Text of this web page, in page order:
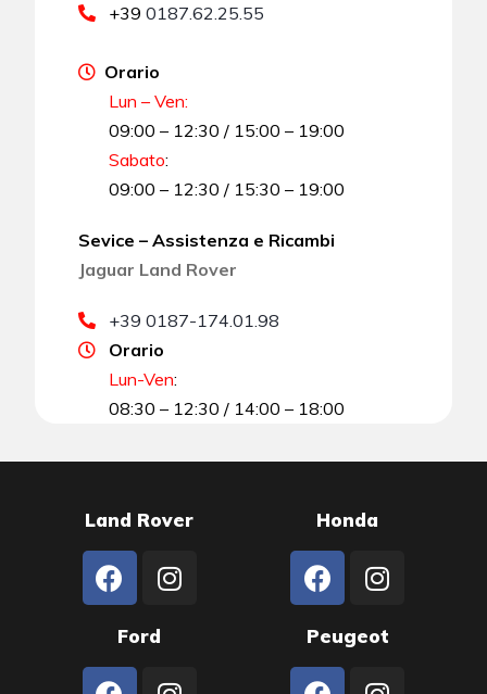
+390187.62.25.55
Orario
Lun – Ven:
09:00 – 12:30 / 15:00 – 19:00
Sabato:
09:00 – 12:30 / 15:30 – 19:00
Sevice – Assistenza e Ricambi
Jaguar Land Rover
+39 0187-174.01.98
Orario
Lun-Ven:
08:30 – 12:30 / 14:00 – 18:00
Land Rover Honda
Ford Peugeot